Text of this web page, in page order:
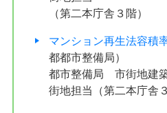
（第二本庁舎３階）
マンション再生法容積
都都市整備局）
都市整備局 市街地
街地担当（第二本庁舎３